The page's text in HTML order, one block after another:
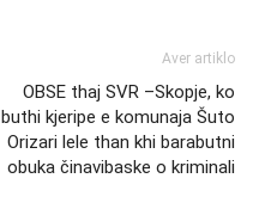
Aver artiklo
OBSE thaj SVR –Skopje, ko
buthi kjeripe e komunaja Šuto
Orizari lele than khi barabutni
obuka činavibaske o kriminali